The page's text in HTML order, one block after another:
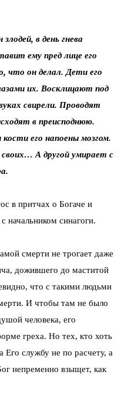
в день гнева
ему пред лице его
что он делал. Дети его
их. Восклицают под
свирели. Проводят
в пре­исподнюю.
его напоены мозгом.
А другой умирает с
в притчах о Богаче и
начальником синагоги.
смерти не трогает даже
дожившего до маститой
что с такими людьми
И чтобы там не было
человека, его
греха. Но тех, кто хоть
Его службу не по расчету, а
непременно взыщет, как